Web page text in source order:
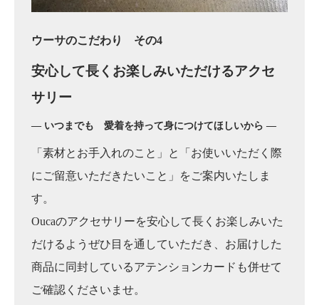
ウーサのこだわり その4
安心して長くお楽しみいただけるアクセ
サリー
― いつまでも 愛着を持って身につけてほしいから ―
「素材とお手入れのこと」と「お使いいただく際
にご留意いただきたいこと」をご案内いたしま
す。
Oucaのアクセサリーを安心して長くお楽しみいた
だけるようぜひ目を通していただき、お届けした
商品に同封しているアテンションカードも併せて
ご確認くださいませ。